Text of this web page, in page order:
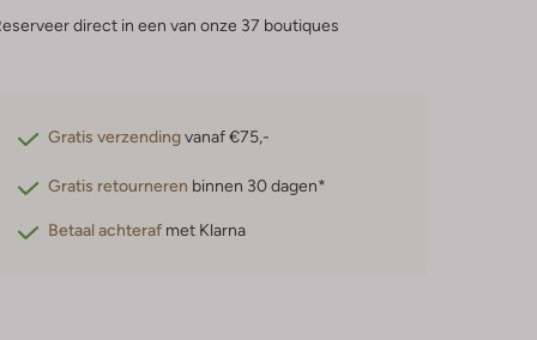
direct in een van onze 37 boutiques
Gratis verzendingvanaf €75,-
Gratis retourneren binnen 30 dagen*
Betaal achteraf met Klarna